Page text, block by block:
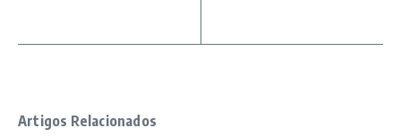
Artigos Relacionados